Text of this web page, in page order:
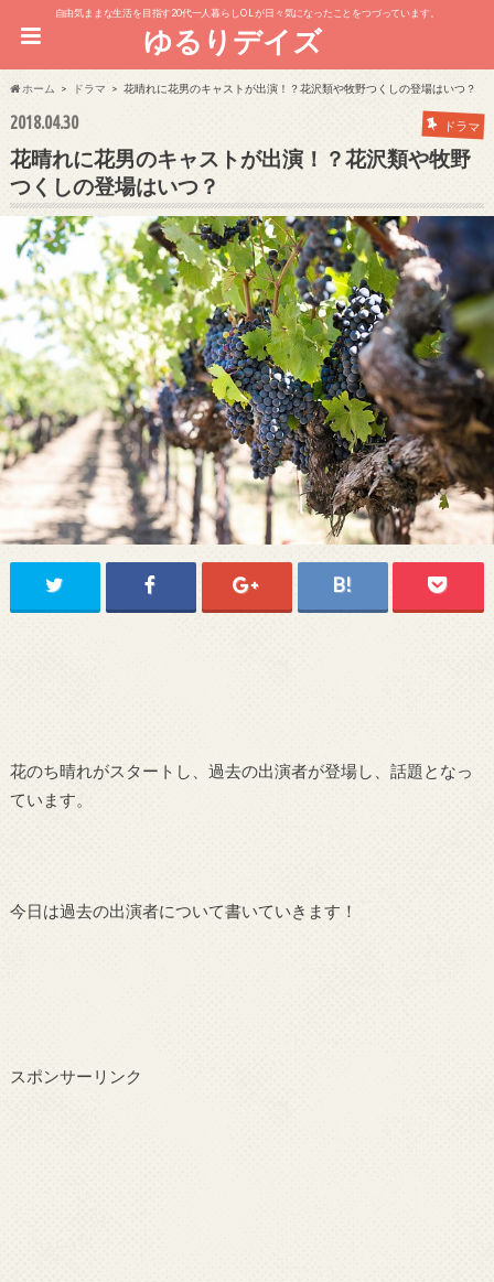
自由気ままな生活を目指す20代一人暮らしOL が日々気になったことをつづっています。
ゆるりデイズ
ホーム ドラマ 花晴れに花男のキャストが出演！？花沢類や牧野つくしの登場はいつ？
2018.04.30 ドラマ
花晴れに花男のキャストが出演！？花沢類や牧野
つくしの登場はいつ？
花のち晴れがスタートし、過去の出演者が登場し、話題となっ
ています。
今日は過去の出演者について書いていきます！
スポンサーリンク